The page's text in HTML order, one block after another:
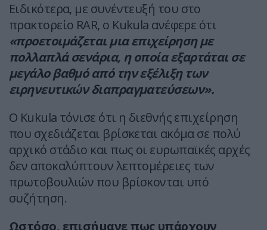
Ειδικότερα, με συνέντευξή του στο
πρακτορείο RAR, ο Kukula ανέφερε ότι
«προετοιμάζεται μια επιχείρηση με
πολλαπλά σενάρια, η οποία εξαρτάται σε
μεγάλο βαθμό από την εξέλιξη των
ειρηνευτικών διαπραγματεύσεων».
Ο Kukula τόνισε ότι η διεθνής επιχείρηση
που σχεδιάζεται βρίσκεται ακόμα σε πολύ
αρχικό στάδιο και πως οι ευρωπαϊκές αρχές
δεν αποκαλύπτουν λεπτομέρειες των
πρωτοβουλιών που βρίσκονται υπό
συζήτηση.
Ωστόσο, επισήμανε πως υπάρχουν